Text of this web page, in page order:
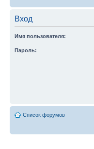
Вход
Имя пользователя:
Пароль:
Список форумов